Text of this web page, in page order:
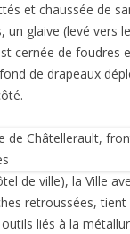
et chaussée de
un glaive (levé vers
cernée de foudres
de drapeaux
de ville), la Ville
retroussées,
liés à la